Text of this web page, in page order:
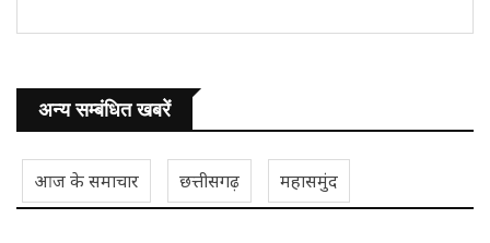
अन्य सम्बंधित खबरें
आज के समाचार छत्तीसगढ़ महासमुंद